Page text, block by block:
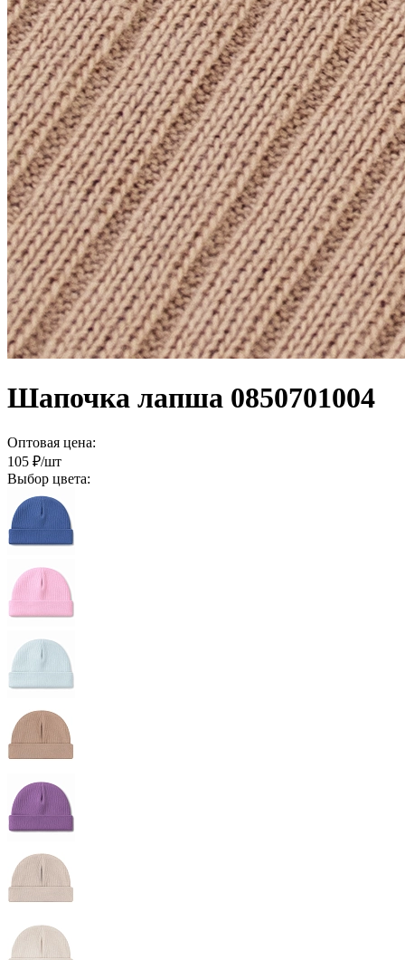
Шапочка лапша 0850701004
Оптовая цена:
105 ₽/шт
Выбор цвета: